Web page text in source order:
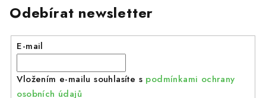
Odebírat newsletter
E-mail
Vložením e-mailu souhlasíte s podmínkami ochrany
osobních údajů